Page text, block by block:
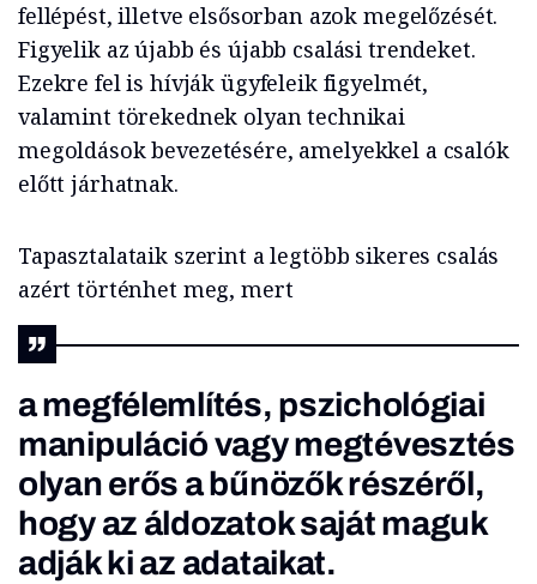
fellépést, illetve elsősorban azok megelőzését.
Figyelik az újabb és újabb csalási trendeket.
Ezekre fel is hívják ügyfeleik figyelmét,
valamint törekednek olyan technikai
megoldások bevezetésére, amelyekkel a csalók
előtt járhatnak.
Tapasztalataik szerint a legtöbb sikeres csalás
azért történhet meg, mert
a megfélemlítés, pszichológiai
manipuláció vagy megtévesztés
olyan erős a bűnözők részéről,
hogy az áldozatok saját maguk
adják ki az adataikat.